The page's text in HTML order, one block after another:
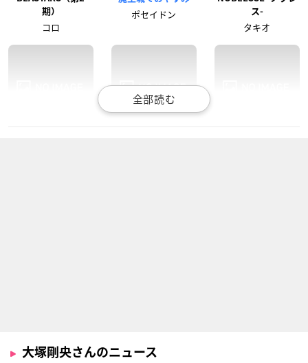
期）
コロ
ポセイドン
ス-
タキオ
大塚剛央さんのニュース